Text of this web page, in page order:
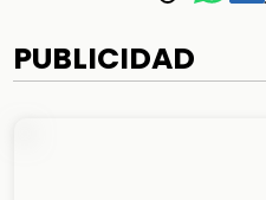
PUBLICIDAD